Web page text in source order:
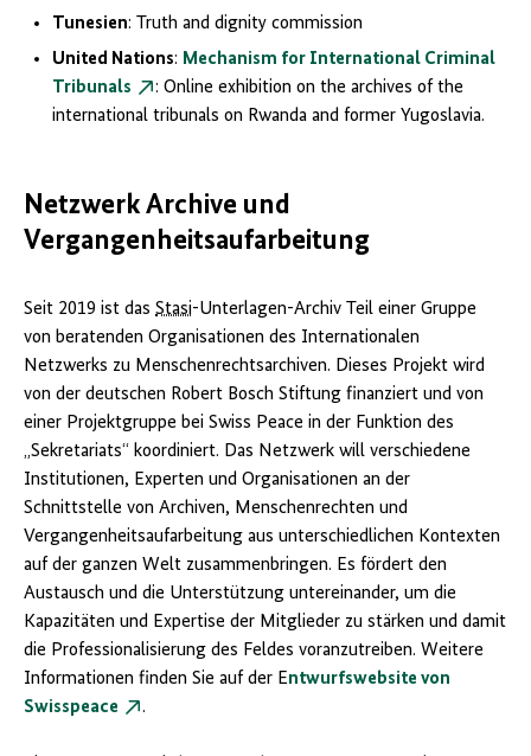
Tunesien: Truth and dignity commission
United Nations: Mechanism for International Criminal
Tribunals
: Online exhibition on the archives of the
international tribunals on Rwanda and former Yugoslavia.
Netzwerk Archive und
Vergangenheitsaufarbeitung
Seit 2019 ist das Stasi-Unterlagen-Archiv Teil einer Gruppe
von beratenden Organisationen des Internationalen
Netzwerks zu Menschenrechtsarchiven. Dieses Projekt wird
von der deutschen Robert Bosch Stiftung finanziert und von
einer Projektgruppe bei Swiss Peace in der Funktion des
„Sekretariats“ koordiniert. Das Netzwerk will verschiedene
Institutionen, Experten und Organisationen an der
Schnittstelle von Archiven, Menschenrechten und
Vergangenheitsaufarbeitung aus unterschiedlichen Kontexten
auf der ganzen Welt zusammenbringen. Es fördert den
Austausch und die Unterstützung untereinander, um die
Kapazitäten und Expertise der Mitglieder zu stärken und damit
die Professionalisierung des Feldes voranzutreiben. Weitere
Informationen finden Sie auf der Entwurfswebsite von
Swisspeace
.